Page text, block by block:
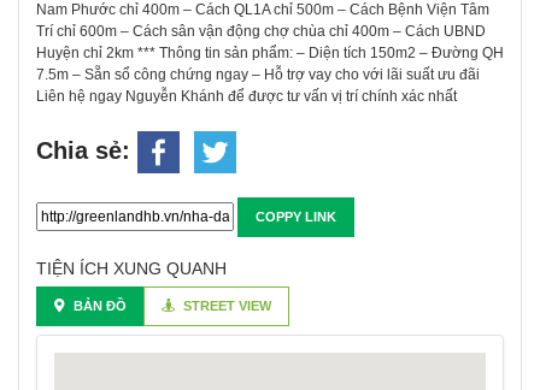
Nam Phước chỉ 400m – Cách QL1A chỉ 500m – Cách Bệnh Viện Tâm
Trí chỉ 600m – Cách sân vận động chợ chùa chỉ 400m – Cách UBND
Huyện chỉ 2km *** Thông tin sản phẩm: – Diện tích 150m2 – Đường QH
7.5m – Sẵn sổ công chứng ngay – Hỗ trợ vay cho với lãi suất ưu đãi
Liên hệ ngay Nguyễn Khánh để được tư vấn vị trí chính xác nhất
Chia sẻ:
COPPY LINK
TIỆN ÍCH XUNG QUANH
BẢN ĐỒ STREET VIEW